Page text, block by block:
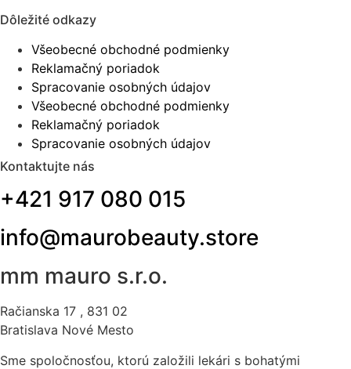
Dôležité odkazy
Všeobecné obchodné podmienky
Reklamačný poriadok
Spracovanie osobných údajov
Všeobecné obchodné podmienky
Reklamačný poriadok
Spracovanie osobných údajov
Kontaktujte nás
+421 917 080 015
info@maurobeauty.store
mm mauro s.r.o.
Račianska 17 , 831 02
Bratislava Nové Mesto
Sme spoločnosťou, ktorú založili lekári s bohatými